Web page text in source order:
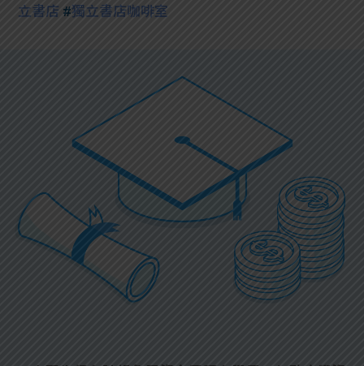
立書店 #獨立書店咖啡室